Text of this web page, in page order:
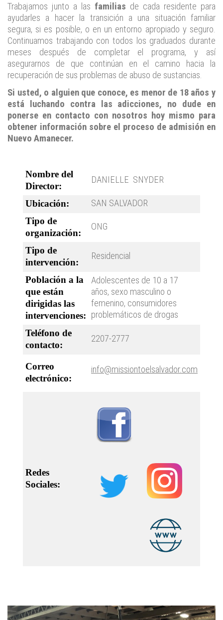
Trabajamos junto a las familias de cada residente para
ayudarles a hacer la transición a una situación familiar
segura, si es posible, o en un entorno apropiado y seguro.
Continuamos trabajando con todos los graduados durante
meses después de completar el programa, y así
asegurarnos de que continúan en el camino hacia la
recuperación de sus problemas de abuso de sustancias.
Si usted, o alguien que conoce, es menor de 18 años y
está luchando contra las adicciones, no dude en
ponerse en contacto con nosotros hoy mismo para
obtener información sobre el proceso de admisión en
Nuevo Amanecer.
Nombre del
Director:
DANIELLE SNYDER
Ubicación: SAN SALVADOR
Tipo de
organización:
ONG
Tipo de
intervención:
Residencial
Población a la
que están
dirigidas las
intervenciones:
Adolescentes de 10 a 17
años, sexo masculino o
femenino, consumidores
problemáticos de drogas
Teléfono de
contacto:
2207-2777
Correo
electrónico:
info@missiontoelsalvador.com
Redes
Sociales: